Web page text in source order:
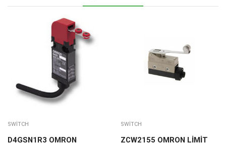
SWITCH
D4GSN1R3 OMRON
SWITCH
ZCW2155 OMRON LİMİT